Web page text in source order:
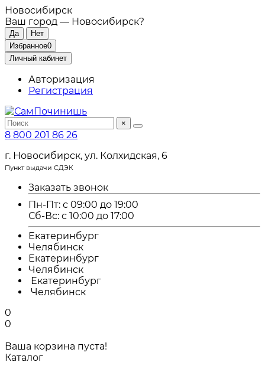
Новосибирск
Ваш город — Новосибирск?
Избранное0
Личный кабинет
Авторизация
Регистрация
×
8 800 201 86 26
г. Новосибирск, ул. Колхидская, 6
Пункт выдачи СДЭК
Заказать звонок
Пн-Пт: с 09:00 до 19:00
Сб-Вс: с 10:00 до 17:00
Екатеринбург
Челябинск
Екатеринбург
Челябинск
Екатеринбург
Челябинск
0
0
Ваша корзина пуста!
Каталог